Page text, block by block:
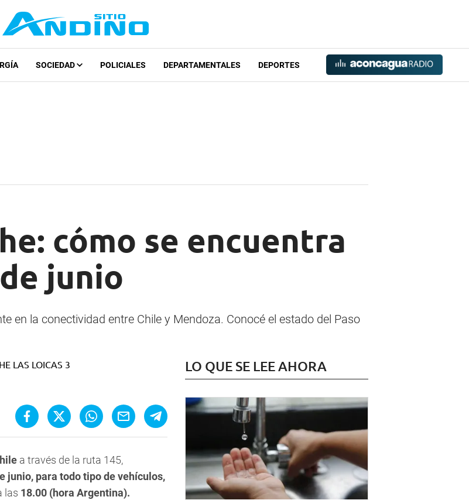
SOCIEDAD POLICIALES DEPARTAMENTALES DEPORTES
cómo se encuentra
junio
en la conectividad entre Chile y Mendoza. Conocé el estado del Paso
a través de la ruta 145,
junio, para todo tipo de vehículos,
las 18.00 (hora Argentina).
LO QUE SE LEE AHORA